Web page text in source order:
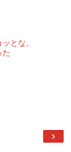
とな。
た
›